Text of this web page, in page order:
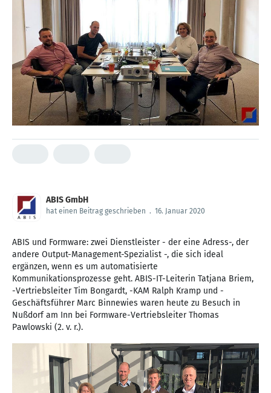
ABIS GmbH
hat einen Beitrag geschrieben . 16. Januar 2020
ABIS und Formware: zwei Dienstleister - der eine Adress-, der
andere Output-Management-Spezialist -, die sich ideal
ergänzen, wenn es um automatisierte
Kommunikationsprozesse geht. ABIS-IT-Leiterin Tatjana Briem,
-Vertriebsleiter Tim Bongardt, -KAM Ralph Kramp und -
Geschäftsführer Marc Binnewies waren heute zu Besuch in
Nußdorf am Inn bei Formware-Vertriebsleiter Thomas
Pawlowski (2. v. r.).